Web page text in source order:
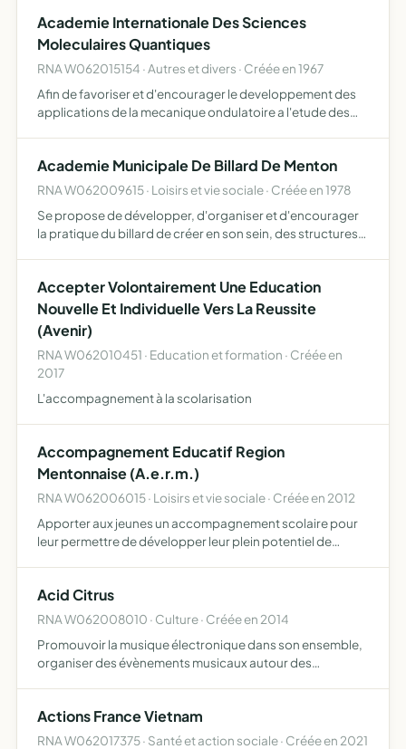
Academie Internationale Des Sciences
Moleculaires Quantiques
RNA W062015154 · Autres et divers · Créée en 1967
Afin de favoriser et d'encourager le developpement des
applications de la mecanique ondulatoire a l'etude des
Academie Municipale De Billard De Menton
RNA W062009615 · Loisirs et vie sociale · Créée en 1978
Se propose de développer, d'organiser et d'encourager
la pratique du billard de créer en son sein, des structures
Accepter Volontairement Une Education
Nouvelle Et Individuelle Vers La Reussite
(Avenir)
RNA W062010451 · Education et formation · Créée en
2017
L'accompagnement à la scolarisation
Accompagnement Educatif Region
Mentonnaise (A.e.r.m.)
RNA W062006015 · Loisirs et vie sociale · Créée en 2012
Apporter aux jeunes un accompagnement scolaire pour
leur permettre de développer leur plein potentiel de
un accompagn…
Acid Citrus
RNA W062008010 · Culture · Créée en 2014
Promouvoir la musique électronique dans son ensemble,
organiser des évènements musicaux autour des
électronique
Actions France Vietnam
RNA W062017375 · Santé et action sociale · Créée en 2021